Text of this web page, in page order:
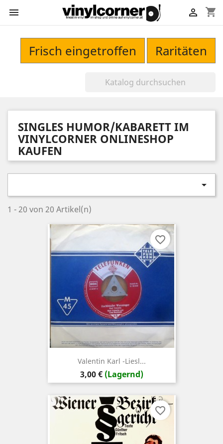
 shopping_cart

Frisch eingetroffen Raritäten
SINGLES HUMOR/KABARETT IM
VINYLCORNER ONLINESHOP
KAUFEN

1 - 20 von 20 Artikel(n)
Valentin Karl -Liesl...
Preis
3,00 € (Lagernd)
favorite_border
favorite_border